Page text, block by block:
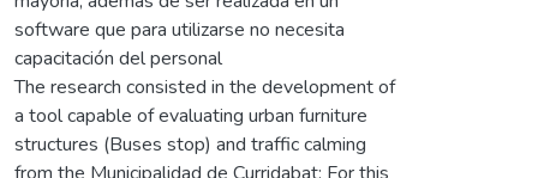
software que para utilizarse no necesita
capacitación del personal
The research consisted in the development of
a tool capable of evaluating urban furniture
structures (Buses stop) and traffic calming